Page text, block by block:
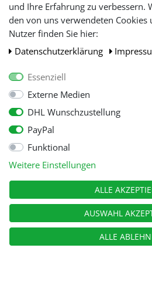
und Ihre Erfahrung zu verbessern.
den von uns verwendeten Cookies
Nutzer finden Sie hier:
Daten­schutz­erklärung
Essenziell
Externe Medien
DHL Wunschzustellung
PayPal
Funktional
Weitere Einstellungen
ALLE
AUSWAHL
ALLE
WIR AKZEPTIEREN
© Copyright 2026 Tooltraders